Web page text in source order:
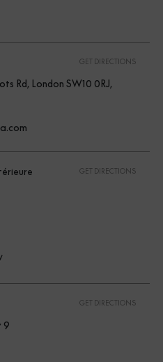
GET DIRECTIONS
Rd, London SW10 0RJ,
GET DIRECTIONS
GET DIRECTIONS
9